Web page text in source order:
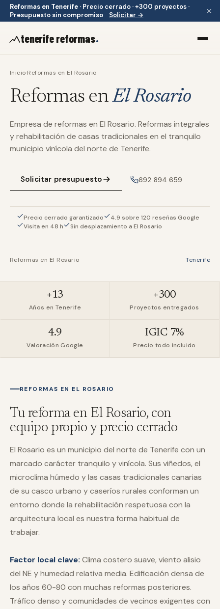
Reformas en Tenerife · Precio cerrado · +300 proyectos ·
Presupuesto sin compromiso
Solicitar → ×
tenerife reformas.
Inicio·Reformas en El Rosario
Reformas enEl Rosario
Empresa de reformas en El Rosario. Reformas integrales
y rehabilitación de casas tradicionales en el tranquilo
municipio vinícola del norte de Tenerife.
Solicitar presupuesto 692 894 659
Precio cerrado garantizado
4.9 sobre 120 reseñas Google
Visita en 48 h
Sin desplazamiento a El Rosario
Reformas en El Rosario Tenerife
+13
Años en Tenerife
+300
Proyectos entregados
4.9
Valoración Google
IGIC 7%
Precio todo incluido
REFORMAS EN EL ROSARIO
Tu reforma en El Rosario, con
equipo propio y precio cerrado
El Rosario es un municipio del norte de Tenerife con un
marcado carácter tranquilo y vinícola. Sus viñedos, el
microclima húmedo y las casas tradicionales canarias
de su casco urbano y caseríos rurales conforman un
entorno donde la rehabilitación respetuosa con la
arquitectura local es nuestra forma habitual de
trabajar.
Factor local clave: Clima costero suave, viento alisio
del NE y humedad relativa media. Edificación densa de
los años 60-80 con muchas reformas posteriores.
Tráfico denso y comunidades de vecinos exigentes con